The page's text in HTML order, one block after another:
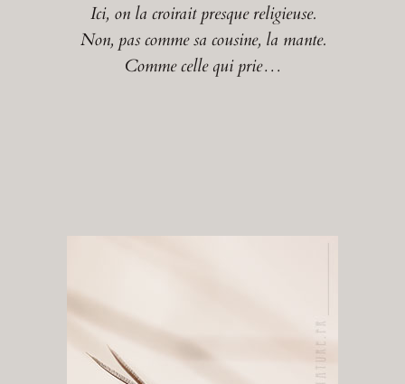
Ici, on la croirait presque religieuse.
Non, pas comme sa cousine, la mante.
Comme celle qui prie…